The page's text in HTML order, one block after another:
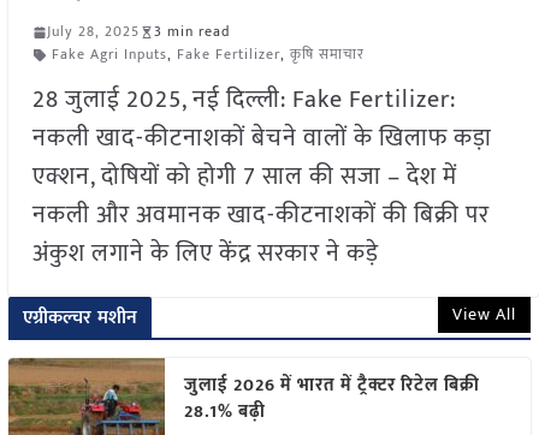
July 28, 2025
3 min read
Fake Agri Inputs, Fake Fertilizer, कृषि समाचार
28 जुलाई 2025, नई दिल्ली: Fake Fertilizer:
नकली खाद-कीटनाशकों बेचने वालों के खिलाफ कड़ा
एक्शन, दोषियों को होगी 7 साल की सजा – देश में
नकली और अवमानक खाद-कीटनाशकों की बिक्री पर
अंकुश लगाने के लिए केंद्र सरकार ने कड़े
एग्रीकल्चर मशीन View All
जुलाई 2026 में भारत में ट्रैक्टर रिटेल बिक्री
28.1% बढ़ी